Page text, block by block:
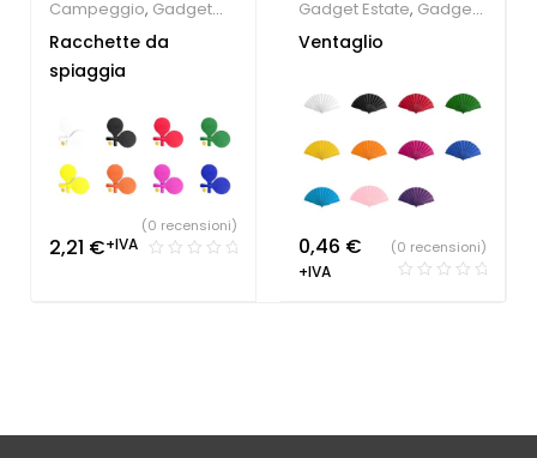
Campeggio, Gadget
Estate
Racchette da
spiaggia
2,21 €+IVA
(0 recensioni)
Gadget Estate, Gadget
per eventi,
Ventaglio
0,46 €
+IVA
(0 recensioni)